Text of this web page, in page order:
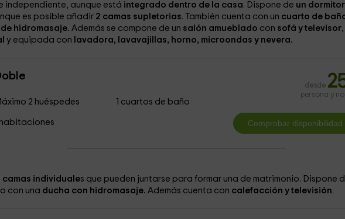
independiente, aunque está integrado dentro de la casa. Dispone de un
es posible añadir 2 camas supletorias. También cuenta con un cuarto de
hidromasaje. Además se compone de un salón amueblado con sofá y televisor,
y equipada con lavadora, lavavajillas, horno, microondas y nevera.
2 huéspedes
habitaciones
1 cuartos de baño
desde
persona y
camas individuales que pueden juntarse para formar una de matrimonio. Dispone
con una ducha con hidromasaje. Además cuenta con calefacción y televisión.